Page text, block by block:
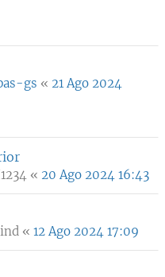
gs « 21 Ago 2024
« 20 Ago 2024 16:43
« 12 Ago 2024 17:09